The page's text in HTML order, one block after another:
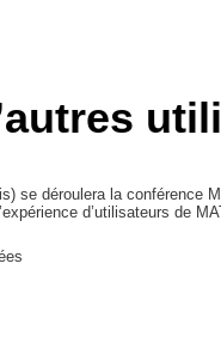
se déroulera la conférence
d’utilisateurs de